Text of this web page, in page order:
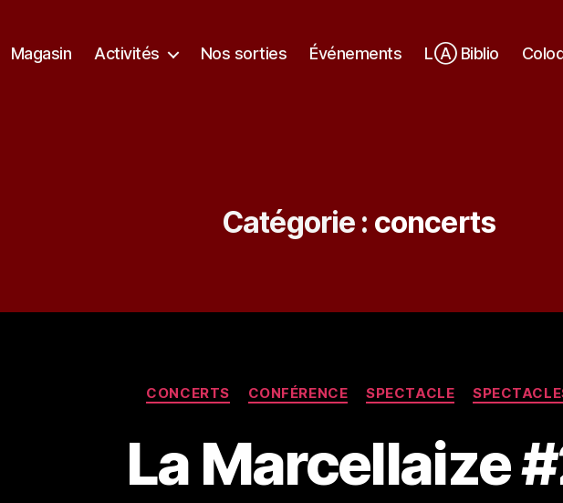
Magasin Activités Nos sorties Événements LⒶ Biblio
Catégorie : concerts
Catégories
CONCERTS CONFÉRENCE SPECTACLE
La Marcellaize